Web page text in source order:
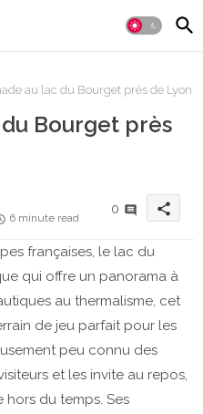
au lac du Bourget près de Lyon
Bourget près
6 minute read
0 share
françaises, le lac du
qui offre un panorama à
au thermalisme, cet
de jeu parfait pour les
peu connu des
et les invite au repos,
hors du temps. Ses